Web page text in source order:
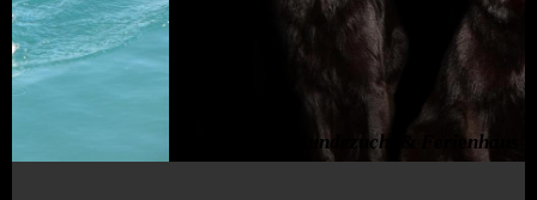
Hundezucht & Ferienhaus